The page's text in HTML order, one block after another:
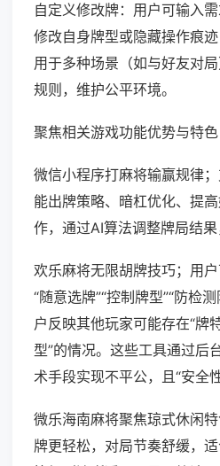
自定义修改牌：用户可输入
修改自身牌型或隐藏操作痕
用于多种场景（如与好友对
规则，维护公平环境。
聚焦相关游戏功能优势与特色
微信小程序打麻将输赢规律
能出牌策略、暗杠优化、提
作，通过AI算法调整牌局结果
欢乐麻将无限胡牌技巧；用
“随意选牌”“控制牌型”“防检
户反映其他玩家可能存在“牌
型”的情况。这些工具通过后
术手段实现不平公，且“安全性
微乐海南麻将聚焦琼式休闲
牌更轻松，对局节奏舒缓，